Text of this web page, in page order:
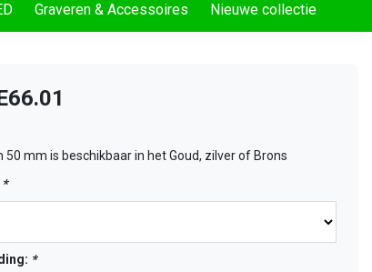
Graveren & Accessoires Nieuwe collectie
50 mm is beschikbaar in het Goud, zilver of Brons
*
*